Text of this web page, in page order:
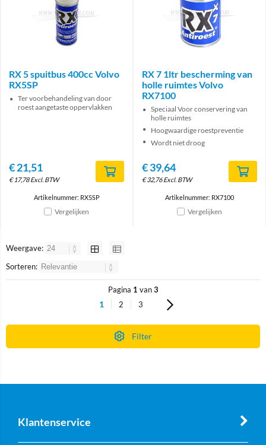
RX 5 spuitbus 400cc Volvo
RX5SP
Ter voorbehandeling van door
roest aangetaste oppervlakken
€21,51
€17,78 Excl. BTW
Artikelnummer: RX5SP
Vergelijken
RX 7 1ltr bescherming van
holle ruimtes Volvo
RX7100
Speciaal Voor conservering van
holle ruimtes
Hoogwaardige roestpreventie
Wordt niet droog
€39,64
€32,76 Excl. BTW
Artikelnummer: RX7100
Vergelijken
Weergave:
Sorteren:
Pagina 1 van3
1 2 3
Filter
Klantenservice